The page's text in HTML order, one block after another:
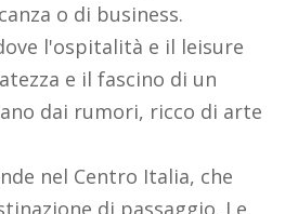
o di business.
l'ospitalità e il leisure
e il fascino di un
dai rumori, ricco di arte
nel Centro Italia, che
di passaggio. Le